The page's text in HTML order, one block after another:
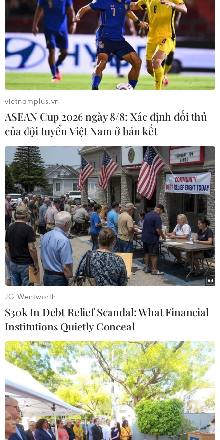
TIN LIÊN QUAN
Mẹ Whitney Houston phản đối làm phim
tài liệu về diva quá cố
25/07/2014 03:25
Mẹ của nữ diva quá cố Whitney Houston phản đối việc
đài Lifetime làm bộ phim tài liệu về con gái bà với
những thông tin sai lệch.
vietnamplus.vn
ASEAN Cup 2026 ngày 8/8: Xác định đối thủ
của đội tuyển Việt Nam ở bán kết
JG Wentworth
$30k In Debt Relief Scandal: What Financial
Institutions Quietly Conceal